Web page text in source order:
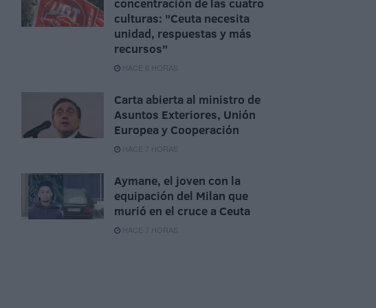
culturas: "Ceuta necesita
unidad, respuestas y más
recursos"
HACE 6 HORAS
Carta abierta al ministro de
Asuntos Exteriores, Unión
Europea y Cooperación
HACE 7 HORAS
Aymane, el joven con la
equipación del Milan que
murió en el cruce a Ceuta
HACE 7 HORAS